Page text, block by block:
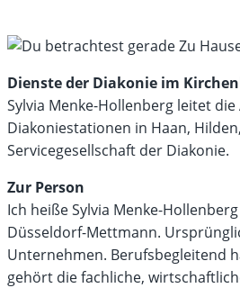
Dienste der Diakonie im
Sylvia Menke-Hollenberg leitet
Diakoniestationen in Haan,
Servicegesellschaft der Diakonie.
Zur Person
Ich heiße Sylvia Menke-
Düsseldorf-Mettmann.
Unternehmen. Berufsbegleitend
gehört die fachliche,